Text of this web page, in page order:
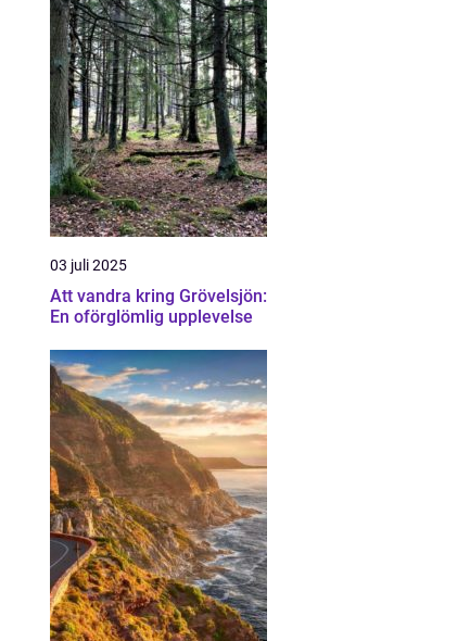
03 juli 2025
Att vandra kring Grövelsjön:
En oförglömlig upplevelse